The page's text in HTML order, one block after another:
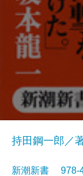
持田鋼一郎／
新潮新書 978-